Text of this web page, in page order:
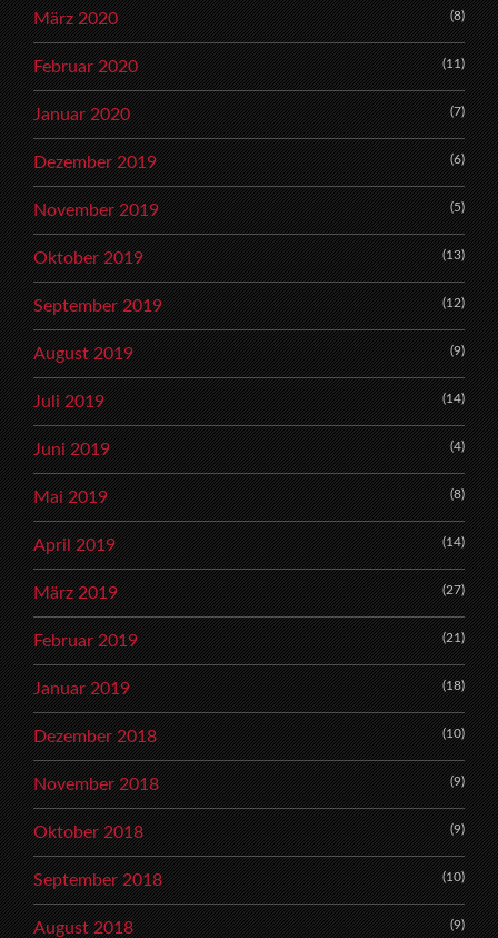
März 2020 (8)
Februar 2020 (11)
Januar 2020 (7)
Dezember 2019 (6)
November 2019 (5)
Oktober 2019 (13)
September 2019 (12)
August 2019 (9)
Juli 2019 (14)
Juni 2019 (4)
Mai 2019 (8)
April 2019 (14)
März 2019 (27)
Februar 2019 (21)
Januar 2019 (18)
Dezember 2018 (10)
November 2018 (9)
Oktober 2018 (9)
September 2018 (10)
August 2018 (9)